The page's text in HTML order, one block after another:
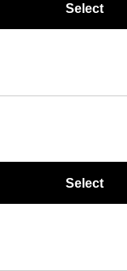
Select
Select